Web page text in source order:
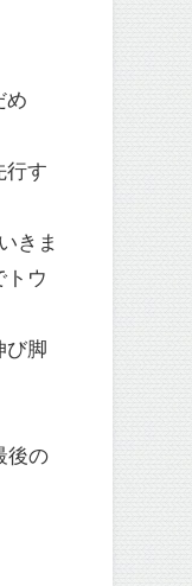
め
行す
きま
トウ
び脚
後の